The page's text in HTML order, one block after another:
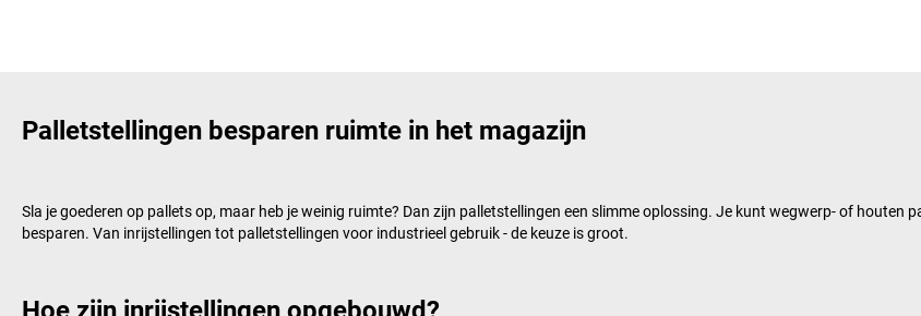
Palletstellingen besparen ruimte in het magazijn
Sla je goederen op pallets op, maar heb je weinig ruimte? Dan zijn palletstellingen een slimme oplossing. Je kunt wegwerp- of
besparen. Van inrijstellingen tot palletstellingen voor industrieel gebruik - de keuze is groot.